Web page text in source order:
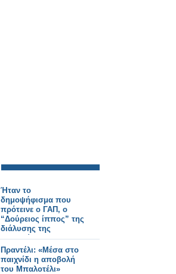
Ήταν το
δημοψήφισμα που
πρότεινε ο ΓΑΠ, ο
“Δούρειος ίππος” της
διάλυσης της
Ευρωζώνης;
Πραντέλι: «Μέσα στο
παιχνίδι η αποβολή
του Μπαλοτέλι»